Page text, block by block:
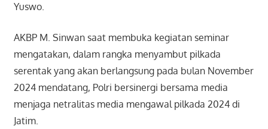
Yuswo.
AKBP M. Sinwan saat membuka kegiatan seminar
mengatakan, dalam rangka menyambut pilkada
serentak yang akan berlangsung pada bulan November
2024 mendatang, Polri bersinergi bersama media
menjaga netralitas media mengawal pilkada 2024 di
Jatim.